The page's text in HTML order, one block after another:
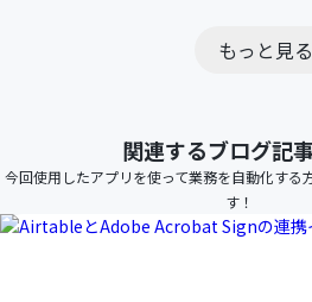
もっと見る
関連するブログ記
今回使用したアプリを使って業務を自動化する
す！